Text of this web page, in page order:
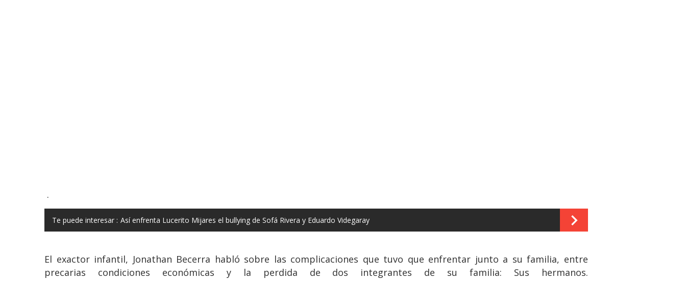
.
Te puede interesar : Así enfrenta Lucerito Mijares el bullying de Sofá Rivera y Eduardo Videgaray
El exactor infantil, Jonathan Becerra habló sobre las complicaciones que tuvo que enfrentar junto a su familia, entre
precarias condiciones económicas y la perdida de dos integrantes de su familia: Sus hermanos.